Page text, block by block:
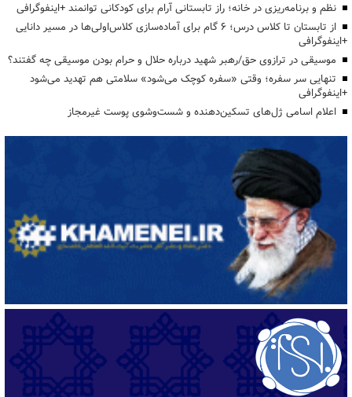
نظم و برنامه‌ریزی در خانه؛ راز تابستانی آرام برای کودکانی توانمند +اینفوگرافی
از تابستان تا کلاس درس؛ ۶ گام برای آماده‌سازی کلاس‌اولی‌ها در مسیر دانایی
+اینفوگرافی
موسیقی در ترازوی حق/رهبر شهید درباره حلال و حرام بودن موسیقی چه گفتند؟
تنهایی سر سفره؛ وقتی «سفره کوچک می‌شود» سلامتی هم تهدید می‌شود
+اینفوگرافی
اعلام اسامی ژل‌های تسکین‌دهنده و شست‌وشوی پوست غیرمجاز